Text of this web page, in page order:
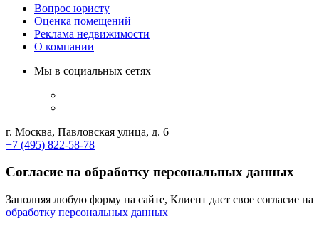
Вопрос юристу
Оценка помещений
Реклама недвижимости
О компании
Мы в социальных сетях
г. Москва, Павловская улица, д. 6
+7 (495) 822-58-78
Согласие на обработку персональных данных
Заполняя любую форму на сайте, Клиент дает свое согласие на
обработку персональных данных